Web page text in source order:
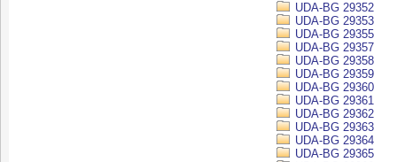
UDA-BG 29352
UDA-BG 29353
UDA-BG 29355
UDA-BG 29357
UDA-BG 29358
UDA-BG 29359
UDA-BG 29360
UDA-BG 29361
UDA-BG 29362
UDA-BG 29363
UDA-BG 29364
UDA-BG 29365